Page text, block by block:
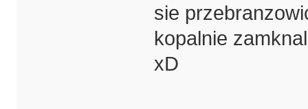
sie
kopalnie
xD